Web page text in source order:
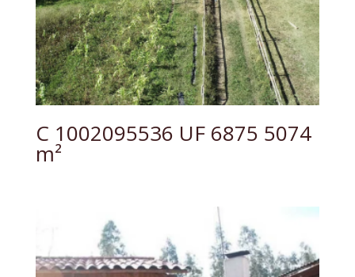
C 1002095536 UF 6875 5074
m²